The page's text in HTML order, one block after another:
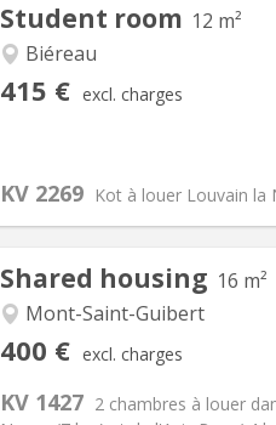
Student room 12 m²
Biéreau
415 € excl. charges
KV 2269 Kot à louer Louvain la
Arrangement
Surface:12 m2
Shared housing 16 m²
Mont-Saint-Guibert
400 € excl. charges
KV 1427 2 chambres à louer
Bathroom: Shared bathroom
Surface:16 m2